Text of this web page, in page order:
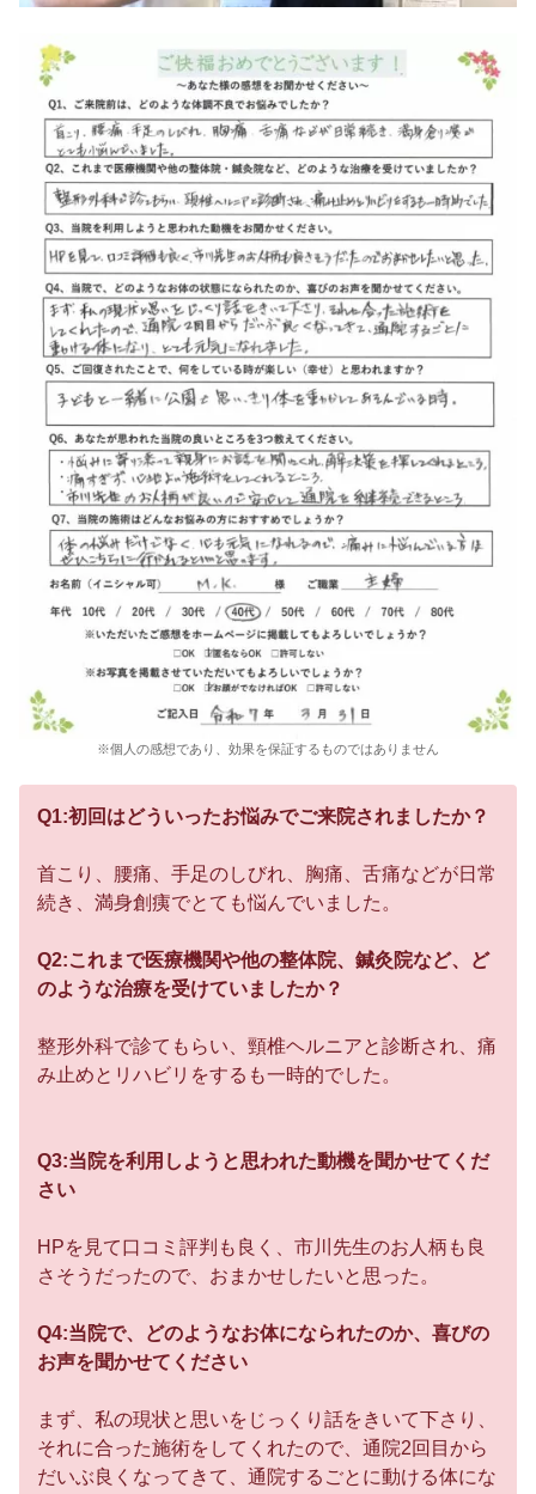
※個人の感想であり、効果を保証するものではありません
Q1:初回はどういったお悩みでご来院されましたか？
首こり、腰痛、手足のしびれ、胸痛、舌痛などが日常
続き、満身創痍でとても悩んでいました。
Q2:これまで医療機関や他の整体院、鍼灸院など、ど
のような治療を受けていましたか？
整形外科で診てもらい、頸椎ヘルニアと診断され、痛
み止めとリハビリをするも一時的でした。
Q3:当院を利用しようと思われた動機を聞かせてくだ
さい
HPを見て口コミ評判も良く、市川先生のお人柄も良
さそうだったので、おまかせしたいと思った。
Q4:当院で、どのようなお体になられたのか、喜びの
お声を聞かせてください
まず、私の現状と思いをじっくり話をきいて下さり、
それに合った施術をしてくれたので、通院2回目から
だいぶ良くなってきて、通院するごとに動ける体にな